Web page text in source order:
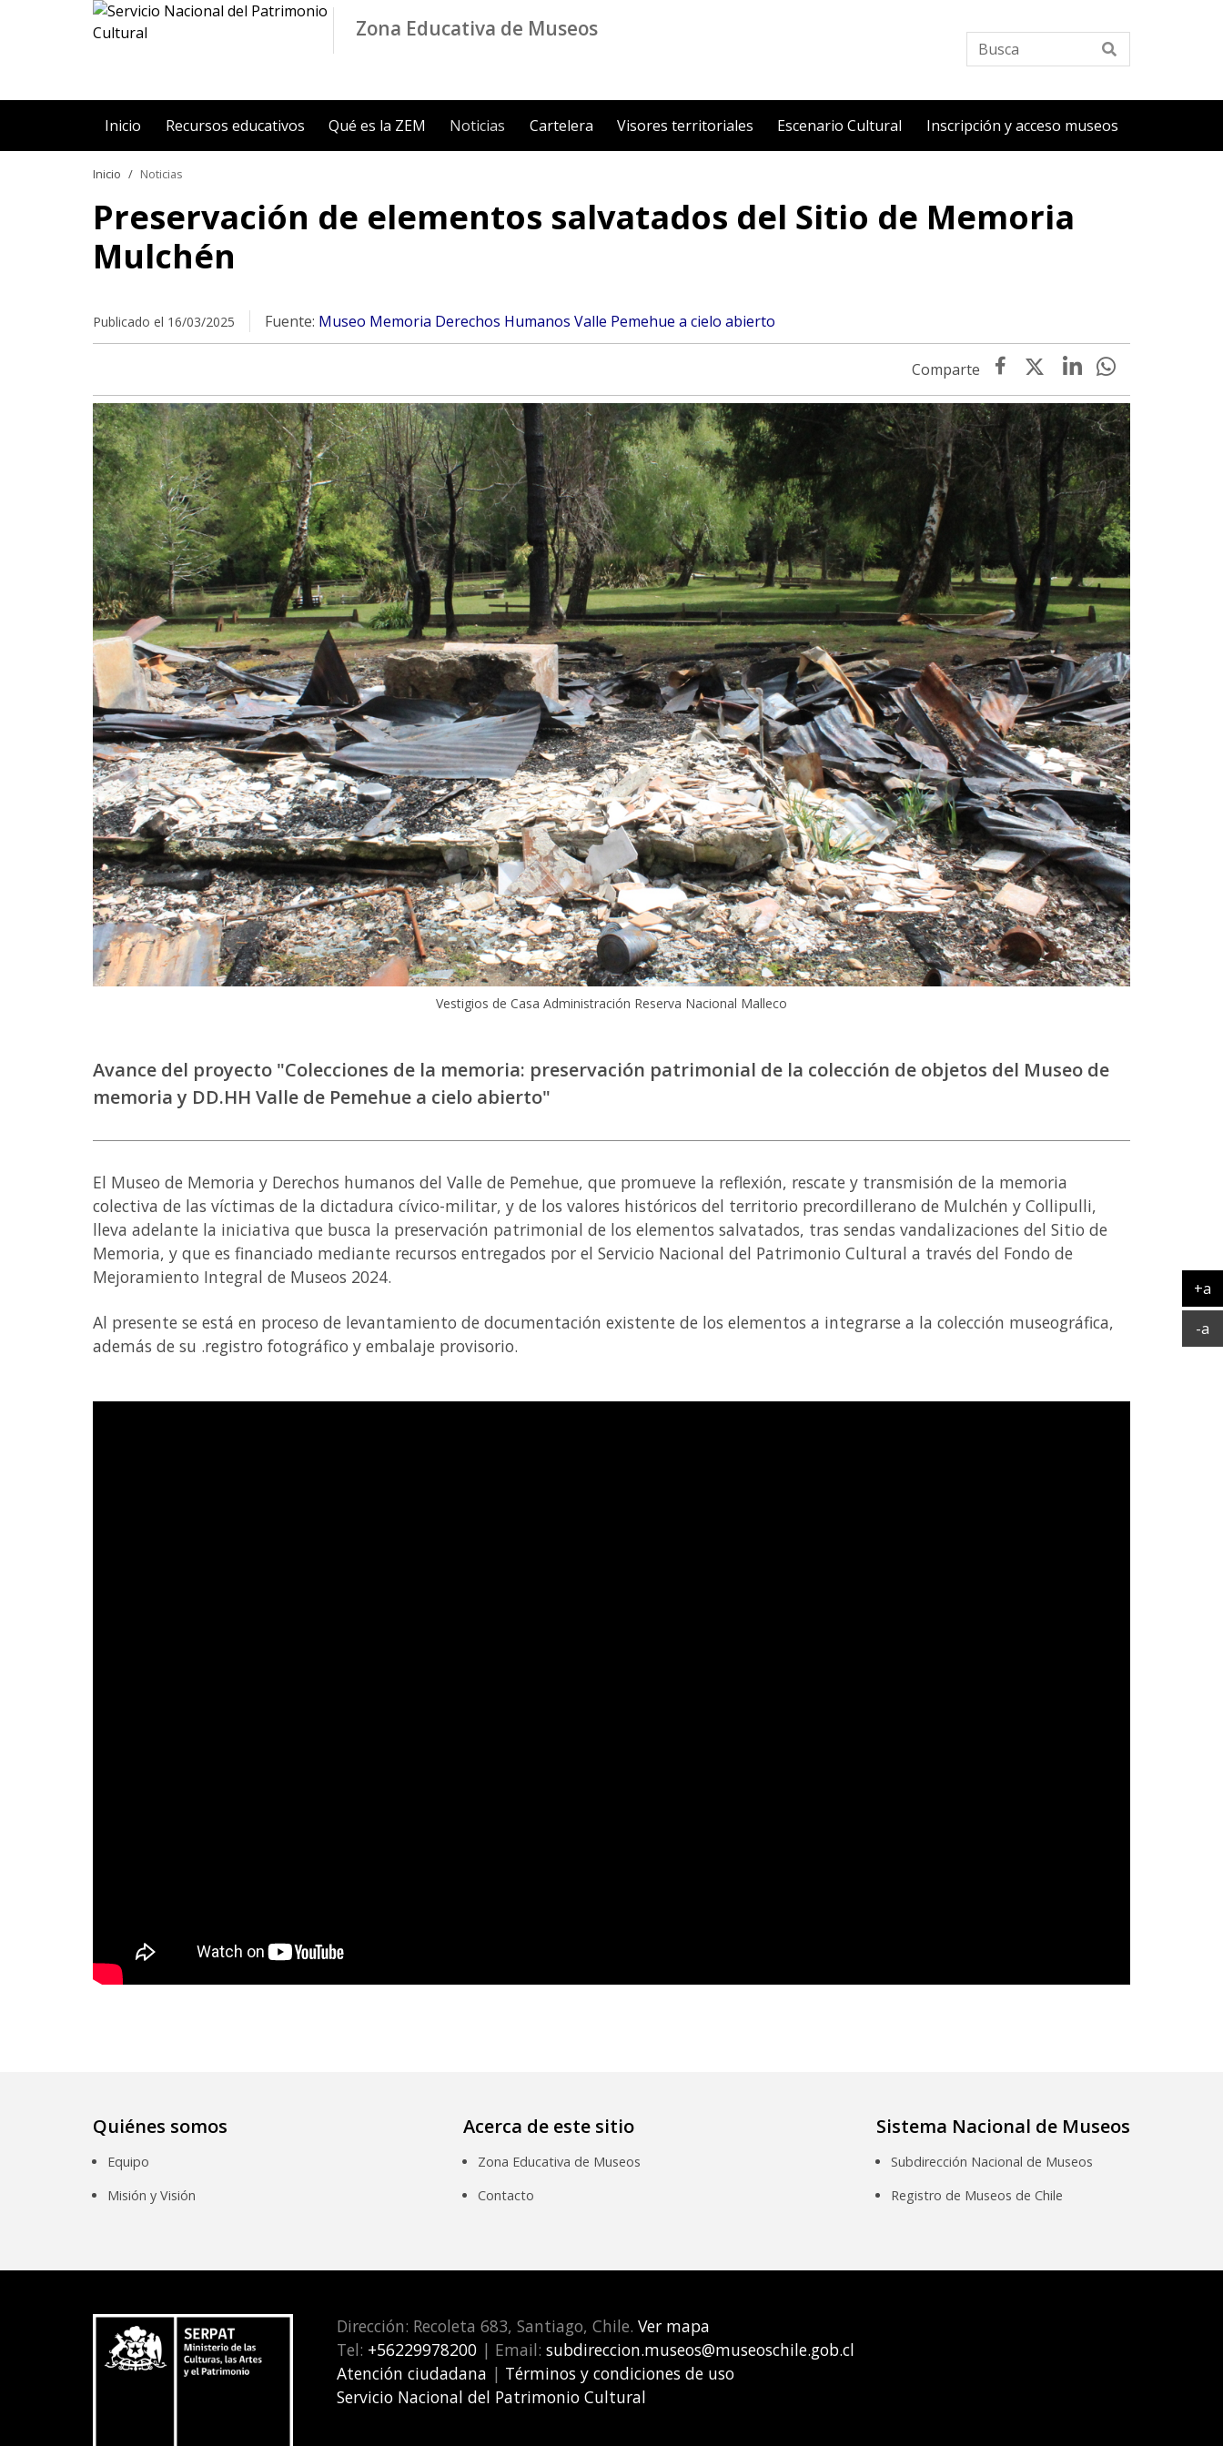
Contenido principal
Zona Educativa de Museos
Busca
Inicio Recursos educativos Qué es la ZEM Noticias Cartelera Visores territoriales Escenario Cultural Inscripción y acceso museos
Inicio Noticias
Preservación de elementos salvatados del Sitio de Memoria
Mulchén
Publicado el 16/03/2025 Fuente: Museo Memoria Derechos Humanos Valle Pemehue a cielo abierto
Vestigios de Casa Administración Reserva Nacional Malleco
Avance del proyecto "Colecciones de la memoria: preservación patrimonial de la colección de objetos del Museo de
memoria y DD.HH Valle de Pemehue a cielo abierto"
El Museo de Memoria y Derechos humanos del Valle de Pemehue, que promueve la reflexión, rescate y transmisión de la memoria
colectiva de las víctimas de la dictadura cívico-militar, y de los valores históricos del territorio precordillerano de Mulchén y Collipulli,
lleva adelante la iniciativa que busca la preservación patrimonial de los elementos salvatados, tras sendas vandalizaciones del Sitio de
Memoria, y que es financiado mediante recursos entregados por el Servicio Nacional del Patrimonio Cultural a través del Fondo de
Mejoramiento Integral de Museos 2024.
Al presente se está en proceso de levantamiento de documentación existente de los elementos a integrarse a la colección museográfica,
además de su .registro fotográfico y embalaje provisorio.
Quiénes somos
Equipo
Misión y Visión
Acerca de este sitio
Zona Educativa de Museos
Contacto
Sistema Nacional de Museos
Subdirección Nacional de Museos
Registro de Museos de Chile
Dirección: Recoleta 683, Santiago, Chile. Ver mapa
Tel: +56229978200 | Email: subdireccion.museos@museoschile.gob.cl
Atención ciudadana | Términos y condiciones de uso
Servicio Nacional del Patrimonio Cultural
+a
-a